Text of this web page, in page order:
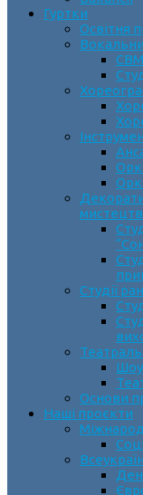
Гуртки
Освітня
СВМ
Студії
Основи
Наші проєкти